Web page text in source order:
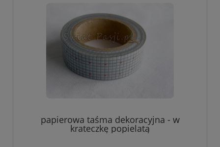
papierowa taśma dekoracyjna - w
krateczkę popielatą